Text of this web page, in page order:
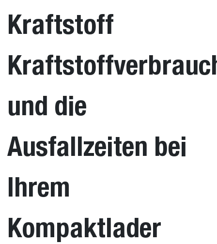
Kraftstoff
und die
Ausfallzeiten bei
Ihrem
Kompaktlader